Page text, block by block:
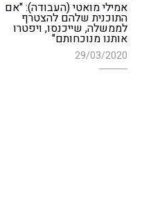
אמילי מואטי (העבודה): "אם
התוכנית שלהם להצטרף
לממשלה, שייכנסו, ויפטרו
אותנו מנוכחותם"
29/03/2020